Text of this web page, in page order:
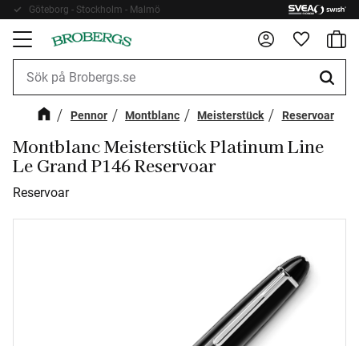
Meny
Göteborg - Stockholm - Malmö
Fri frakt 899kr
Pennor Montblanc Meisterstück Reservoar
Montblanc Meisterstück Platinum Line
Le Grand P146 Reservoar
Reservoar